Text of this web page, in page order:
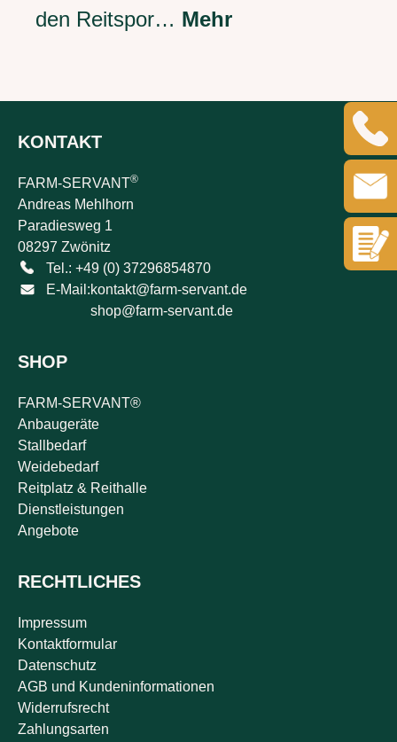
den Reitspor… Mehr
KONTAKT
FARM-SERVANT®
Andreas Mehlhorn
Paradiesweg 1
08297 Zwönitz
Tel.: +49 (0) 37296854870
E-Mail:kontakt@farm-servant.de
shop@farm-servant.de
SHOP
FARM-SERVANT®
Anbaugeräte
Stallbedarf
Weidebedarf
Reitplatz & Reithalle
Dienstleistungen
Angebote
RECHTLICHES
Impressum
Kontaktformular
Datenschutz
AGB und Kundeninformationen
Widerrufsrecht
Zahlungsarten